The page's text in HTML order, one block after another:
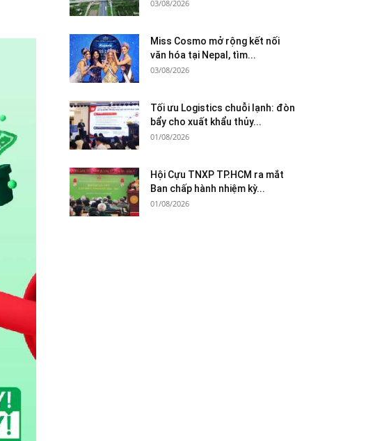
03/08/2026
Miss Cosmo mở rộng kết nối
văn hóa tại Nepal, tìm...
03/08/2026
Tối ưu Logistics chuỗi lạnh: đòn
bẩy cho xuất khẩu thủy...
01/08/2026
Hội Cựu TNXP TP.HCM ra mắt
Ban chấp hành nhiệm kỳ...
01/08/2026